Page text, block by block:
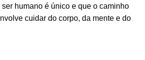
humano é único e que o caminho
cuidar do corpo, da mente e do